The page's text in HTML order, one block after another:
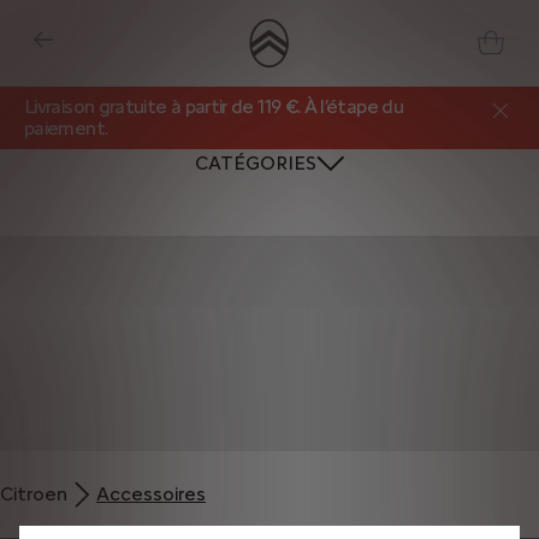
Livraison gratuite à partir de 119 €. À l’étape du
paiement.
CATÉGORIES
Citroen Accessoires
permettent de vous fournir des fonctionnalités essentielles telles que la